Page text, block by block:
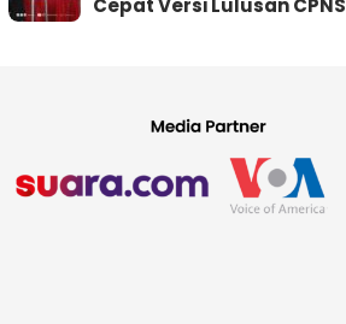
Cepat Versi Lulusan CPNS